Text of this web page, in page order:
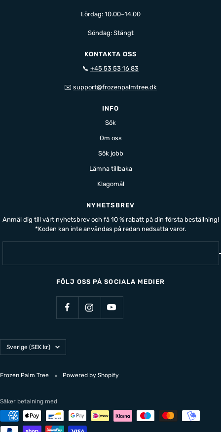
Lördag: 10.00–14.00
Söndag: Stängt
KONTAKTA OSS
📞 +45 53 53 16 83
✉️ support@frozenpalmtree.dk
INFO
Sök
Om oss
Sök jobb
Lämna tillbaka
Klagomål
NYHETSBREV
Anmäl dig till vårt nyhetsbrev och få 10 % rabatt på din första beställning!
*Koden kan inte användas på redan nedsatta varor.
FÖLJ OSS PÅ SOCIALA MEDIER
Land/Region
Sverige (SEK kr)
Frozen Palm Tree Powered by Shopify
Säker betalning med